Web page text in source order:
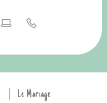
Le Mariage